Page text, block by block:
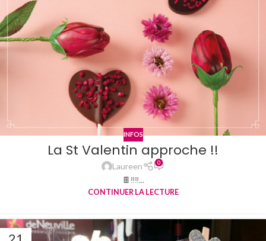
INFOS
La St Valentin approche !!
Laureen 0
🍫‼‼...
CONTINUER LA LECTURE